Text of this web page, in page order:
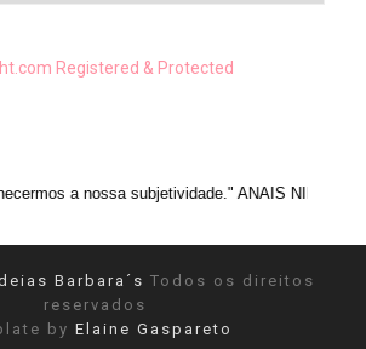
subjetividade." ANAIS NIN
Barbara´s Todos os direitos
reservados
by Elaine Gaspareto